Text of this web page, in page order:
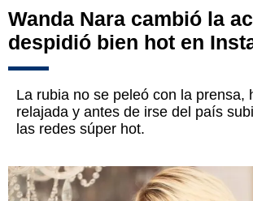
Wanda Nara cambió la
despidió bien hot en
La rubia no se peleó con la prensa,
relajada y antes de irse del país
las redes súper hot.